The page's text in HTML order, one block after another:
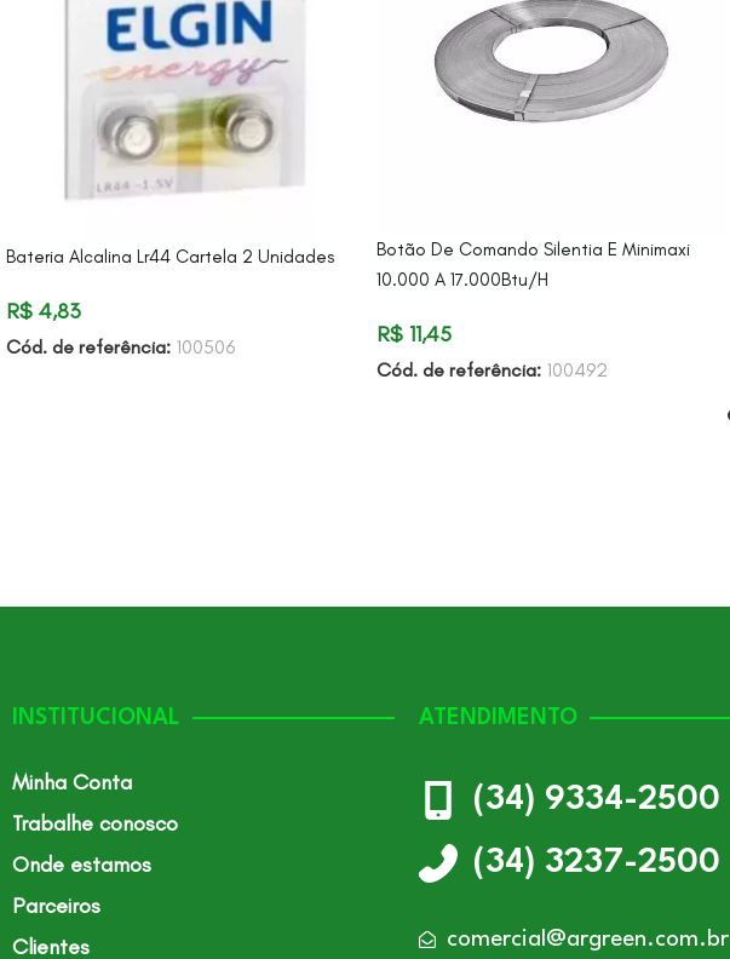
Bateria Alcalina Lr44 Cartela 2 Unidades
R$ 4,83
Cód. de referência: 100506
Botão De Comando Silentia E Minimaxi
10.000 A 17.000Btu/H
R$11,45
Cód. de referência: 100492
INSTITUCIONAL
Minha Conta
Trabalhe conosco
Onde estamos
Parceiros
Clientes
ATENDIMENTO
(34) 9334-2500
(34) 3237-2500
comercial@argreen.com.br